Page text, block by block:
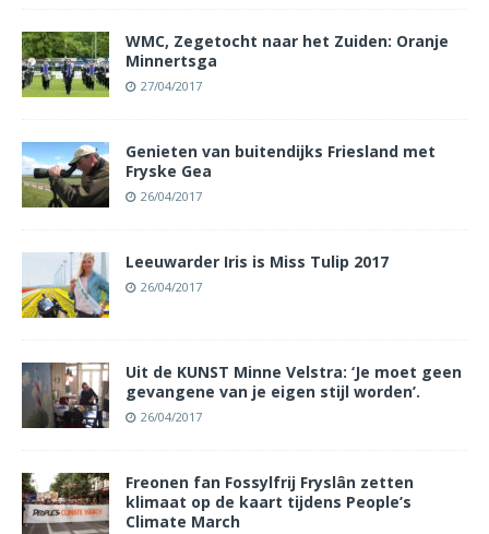
WMC, Zegetocht naar het Zuiden: Oranje
Minnertsga
27/04/2017
Genieten van buitendijks Friesland met
Fryske Gea
26/04/2017
Leeuwarder Iris is Miss Tulip 2017
26/04/2017
Uit de KUNST Minne Velstra: ‘Je moet geen
gevangene van je eigen stijl worden’.
26/04/2017
Freonen fan Fossylfrij Fryslân zetten
klimaat op de kaart tijdens People’s
Climate March